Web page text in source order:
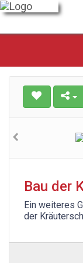
Bau der
Ein weiteres
der